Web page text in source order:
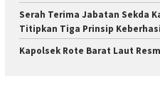
Serah Terima Jabatan Sekda
Titipkan Tiga Prinsip
Kapolsek Rote Barat Laut